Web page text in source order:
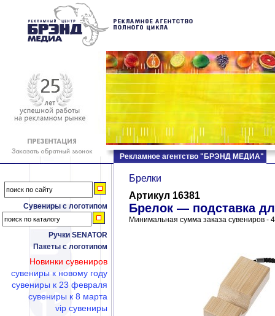
Сувениры с логотипом
Ручки SENATOR
Пакеты с логотипом
Новинки сувениров
сувениры к новому году
сувениры к 23 февраля
сувениры к 8 марта
vip сувениры
Рекламное агентство "БРЭНД МЕДИА"
Брелки
Артикул 16381
Брелок — подставка
Минимальная сумма заказа сувениров -